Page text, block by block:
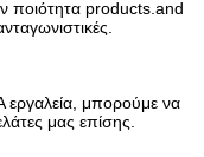
ποιότητα products.and
εργαλεία, μπορούμε να
μας επίσης.